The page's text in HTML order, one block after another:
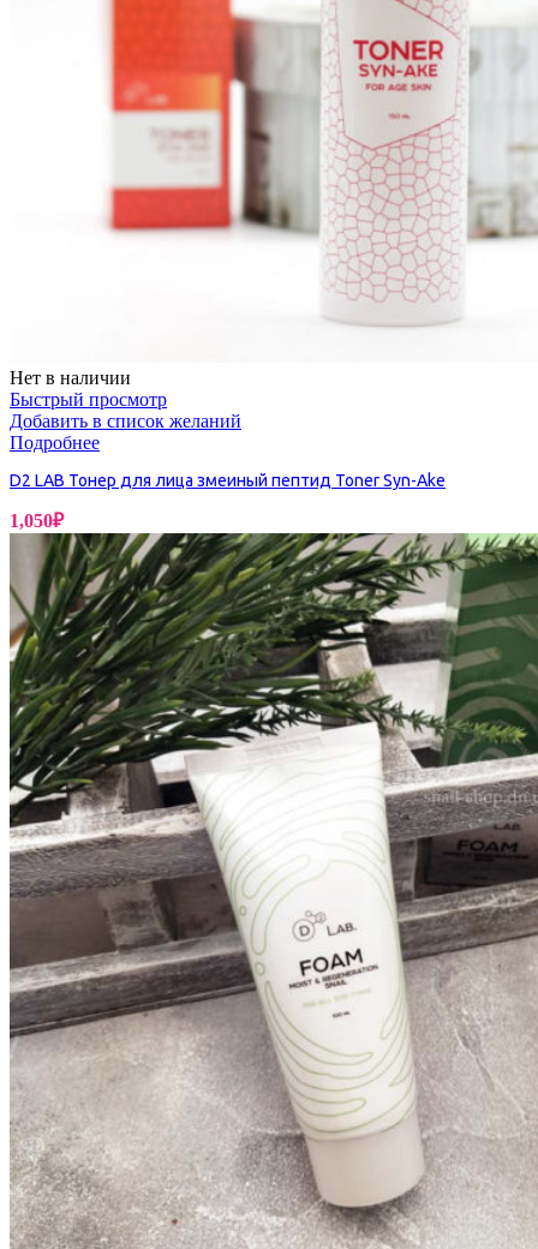
Нет в наличии
Быстрый просмотр
Добавить в список желаний
Подробнее
D2 LAB Тонер для лица змеиный пептид Toner Syn-Ake
1,050₽